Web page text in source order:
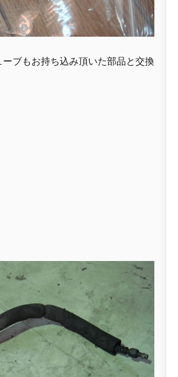
ーブもお持ち込み頂いた部品と交換